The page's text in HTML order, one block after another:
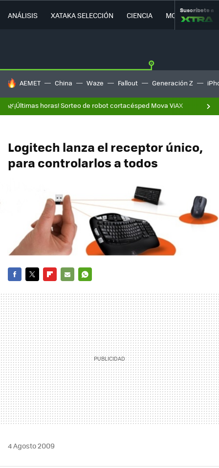
ANÁLISIS XATAKA SELECCIÓN CIENCIA MOVILIDAD
Suscríbete a
HOY SE HABLA DE
AEMET China Waze Fallout Generación Z
🌿¡Últimas horas! Sorteo de robot cortacésped Mova ViAX
Logitech lanza el receptor único,
para controlarlos a todos
MAIL
4 Agosto 2009